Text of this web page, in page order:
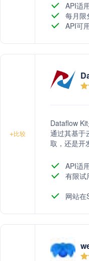
API适
每月限
API可
+比较
Dataflow
通过其基于
取，还是开
API适
有限试
网站